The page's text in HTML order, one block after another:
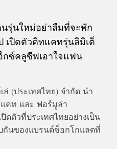
นรุ่นใหม่อย่าลืมที่จะพัก
เปิดตัวคิทแคทรุ่นลิมิเต็
กซ์คลูซีฟเอาใจแฟน
(ประเทศไทย) จำกัด นำ
คท และ ฟอร์มูล่า
ดตัวที่ประเทศไทยอย่างเป็น
กันของแบรนด์ช็อกโกแลตที่